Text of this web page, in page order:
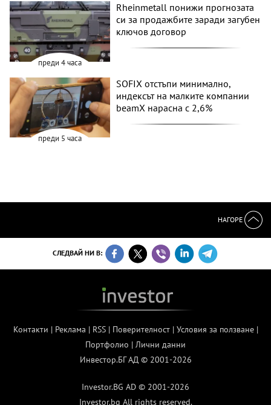
преди 4 часа
Rheinmetall понижи прогнозата
си за продажбите заради загубен
ключов договор
преди 5 часа
SOFIX отстъпи минимално,
индексът на малките компании
beamX нарасна с 2,6%
НАГОРЕ
СЛЕДВАЙ НИ В:
Контакти | Реклама | RSS| Поверителност| Условия за ползване|
Портфолио | Лични данни
Инвестор.БГ АД © 2001-2026
Investor.BG AD © 2001-2026
Investor.bg All rights reserved.